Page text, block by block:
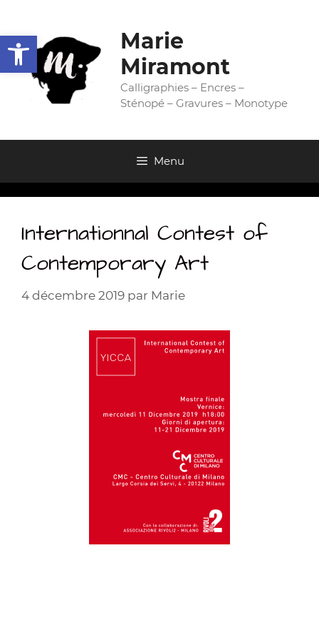
contenu
Marie
Miramont
Calligraphies – Encres –
Sténopé – Gravures – Monotype
Menu
Internationnal Contest of
Contemporary Art
4 décembre 2019 par Marie
Ouvrir la barre d’outils